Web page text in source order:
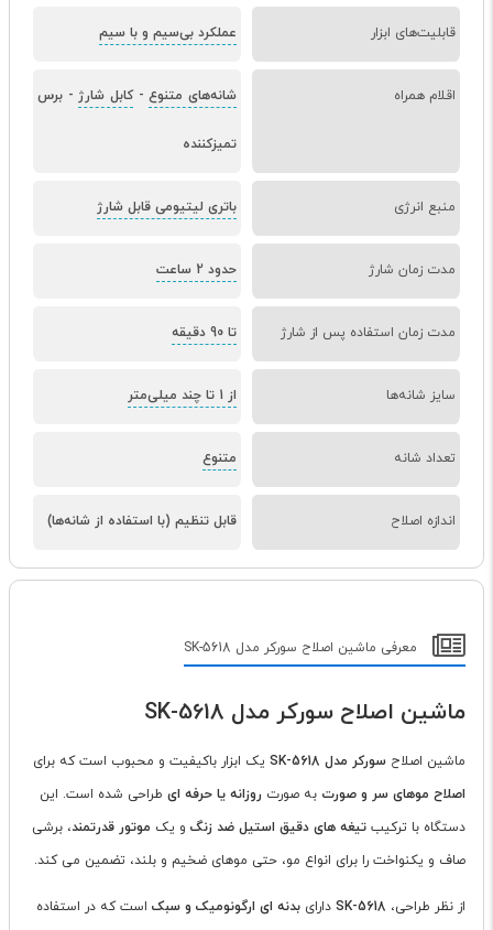
قابلیت‌های ابزار عملکرد بی‌سیم و با سیم
اقلام همراه شانه‌های متنوع- کابل شارژ - برس
تمیزکننده
منبع انرژی باتری لیتیومی قابل شارژ
مدت زمان شارژ حدود 2 ساعت
مدت زمان استفاده پس از شارژ تا 90 دقیقه
سایز شانه‌ها از 1 تا چند میلی‌متر
تعداد شانه متنوع
اندازه اصلاح قابل تنظیم (با استفاده از شانه‌ها)
معرفی ماشین اصلاح سورکر مدل SK-5618
ماشین اصلاح سورکر مدل SK-5618
ماشین اصلاح سورکر مدل SK-5618
یک ابزار باکیفیت و محبوب است که برای
اصلاح موهای سر و صورت به صورت روزانه یا حرفه ای طراحی شده است. این
دستگاه با ترکیب تیغه های دقیق استیل ضد زنگ و یک موتور قدرتمند، برشی
صاف و یکنواخت را برای انواع مو، حتی موهای ضخیم و بلند، تضمین می کند.
از نظر طراحی، SK-5618 دارای بدنه ای ارگونومیک و سبک است که در استفاده